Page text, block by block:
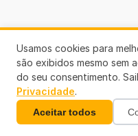
Usamos cookies para
são exibidos mesmo sem
do seu consentimento.
Privacidade.
Aceitar todos